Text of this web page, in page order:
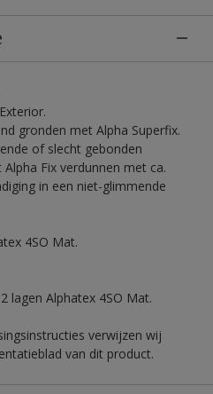
gronden met Alpha Superfix.
of slecht gebonden
Fix verdunnen met ca.
in een niet-glimmende
4SO Mat.
lagen Alphatex 4SO Mat.
verwijzen wij
van dit product.